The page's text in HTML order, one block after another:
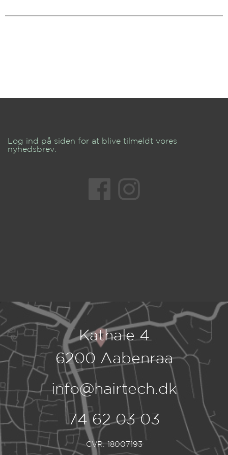
Log ind på siden for at blive tilmeldt vores
nyhedsbrev.
Kathale 4
6200 Aabenraa
info@hairtech.dk
74 62 03 03
CVR: 18007193